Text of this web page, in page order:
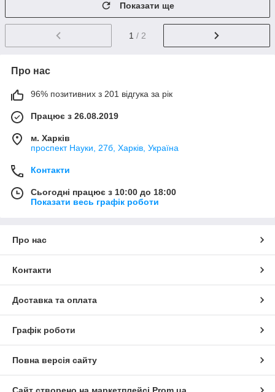
Показати ще
1 / 2
Про нас
96% позитивних з 201 відгука за рік
Працює з 26.08.2019
м. Харків
проспект Науки, 27б, Харків, Україна
Контакти
Сьогодні працює з 10:00 до 18:00
Показати весь графік роботи
Про нас
Контакти
Доставка та оплата
Графік роботи
Повна версія сайту